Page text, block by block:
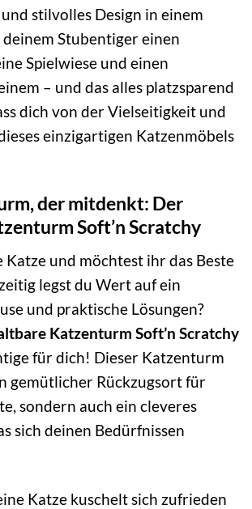
stilvolles Design in einem
Stubentiger einen
Spielwiese und einen
– und das alles platzsparend
dich von der Vielseitigkeit und
einzigartigen Katzenmöbels
der mitdenkt: Der
Soft’n Scratchy
Katze und möchtest ihr das Beste
legst du Wert auf ein
und praktische Lösungen?
Katzenturm Soft’n Scratchy
für dich! Dieser Katzenturm
gemütlicher Rückzugsort für
sondern auch ein cleveres
sich deinen Bedürfnissen
Katze kuschelt sich zufrieden